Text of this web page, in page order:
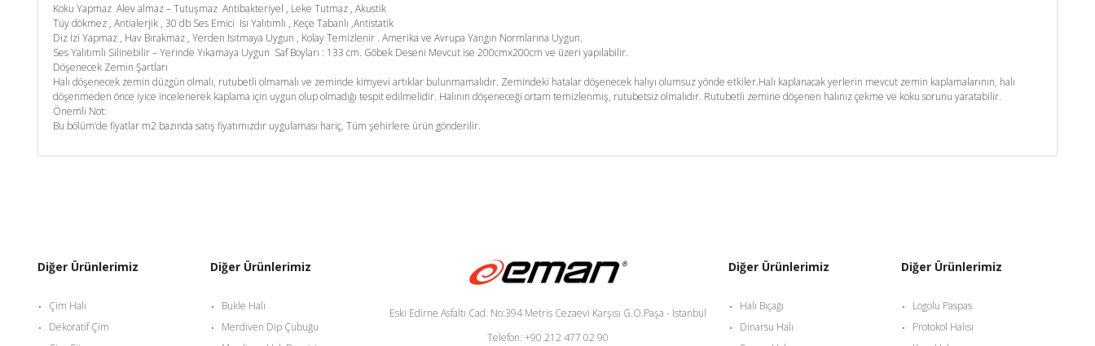
Koku Yapmaz Alev almaz – Tutuşmaz Antibakteriyel , Leke Tutmaz , Akustik
Tüy dökmez , Antialerjik , 30 db Ses Emici Isı Yalıtımlı , Keçe Tabanlı ,Antistatik
Diz İzi Yapmaz , Hav Bırakmaz , Yerden Isıtmaya Uygun , Kolay Temizlenir . Amerika ve Avrupa Yangın Normlarına Uygun.
Ses Yalıtımlı Silinebilir – Yerinde Yıkamaya Uygun Saf Boyları : 133 cm. Göbek Deseni Mevcut ise 200cmx200cm ve üzeri yapılabilir.
Döşenecek Zemin Şartları
Halı döşenecek zemin düzgün olmalı, rutubetli olmamalı ve zeminde kimyevi artıklar bulunmamalıdır. Zemindeki hatalar döşenecek halıyı olumsuz yönde etkiler.Halı kaplanacak yerlerin mevcut zemin kaplamalarının, halı
döşenmeden önce iyice incelenerek kaplama için uygun olup olmadığı tespit edilmelidir. Halının döşeneceği ortam temizlenmiş, rutubetsiz olmalıdır. Rutubetli zemine döşenen halınız çekme ve koku sorunu yaratabilir.
Önemli Not:
Bu bölüm’de fiyatlar m2 bazında satış fiyatımızdır uygulaması hariç, Tüm şehirlere ürün gönderilir.
Diğer Ürünlerimiz
Çim Halı
Dekoratif Çim
Diğer Ürünlerimiz
Bukle Halı
Merdiven Dip Çubuğu
Eski Edirne Asfaltı Cad. No:394 Metris Cezaevi Karşısı G.O.Paşa - İstanbul
Telefon: +90 212 477 02 90
Diğer Ürünlerimiz
Halı Bıçağı
Dinarsu Halı
Diğer Ürünlerimiz
Logolu Paspas
Protokol Halısı